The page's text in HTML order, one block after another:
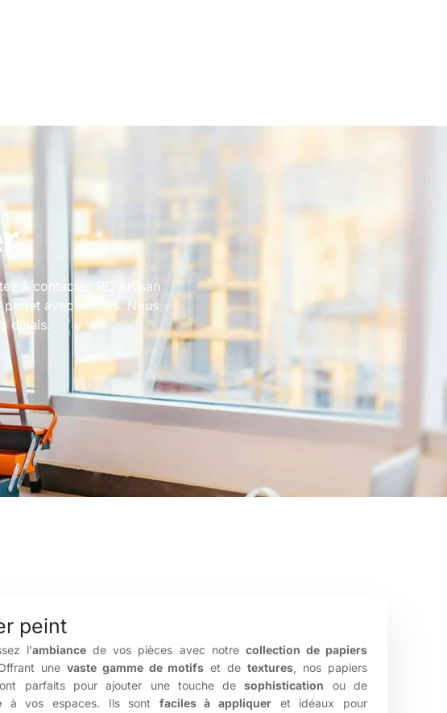
à contactez RC Artisan
projet avec succès. Nous
délais.
peint
l'ambiance de vos pièces avec notre collection de papiers
une vaste gamme de motifs et detextures, nos papiers
parfaits pour ajouter une touche desophistication ou de
à vos espaces. Ils sont faciles à appliquer et idéaux pour